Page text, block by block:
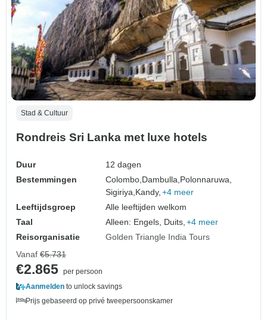
Stad & Cultuur
Rondreis Sri Lanka met luxe hotels
Duur
12 dagen
Bestemmingen
Colombo,Dambulla,Polonnaruwa,
Sigiriya,Kandy, +4 meer
Leeftijdsgroep
Alle leeftijden welkom
Taal
Alleen: Engels, Duits, +4 meer
Reisorganisatie
Golden Triangle India Tours
Vanaf €5.731
€2.865 per persoon
Aanmelden to unlock savings
Prijs gebaseerd op privé tweepersoonskamer